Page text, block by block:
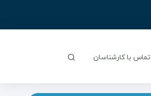
تماس با کارشناسان